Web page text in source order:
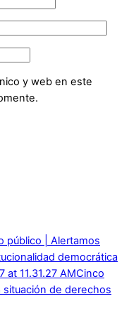
y web en este
público | Alertamos
democrática
Cinco
de derechos